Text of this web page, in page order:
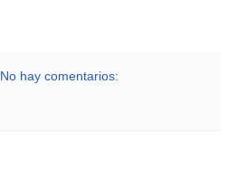
No hay comentarios: